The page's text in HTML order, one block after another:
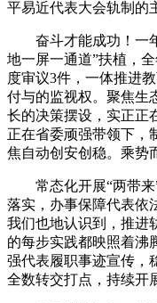
平易近代表大会轨制的
奋斗才能成功！一年
地一屏一通道”扶植，
度审议3件，一体推进
付与的监视权。聚焦生
长的决策摆设，实正正
正在省委顽强带领下，
焦自动创安创稳。乘势
常态化开展“两带来”
落实，办事保障代表依
我们也地认识到，推进
的每步实践都映照着沸
强代表履职事迹宣传，
全数转交打点，持续开